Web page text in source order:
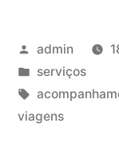
Publicado
por
admin
Publicado
em
serviços
Tags:
viagens